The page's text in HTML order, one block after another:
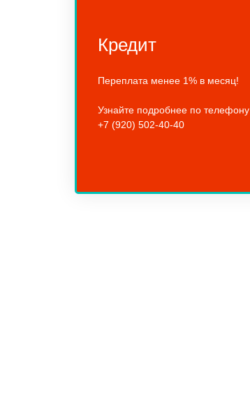
Кредит
Переплата менее 1% в месяц!
Узнайте подробнее по телефону
+7 (920) 502-40-40